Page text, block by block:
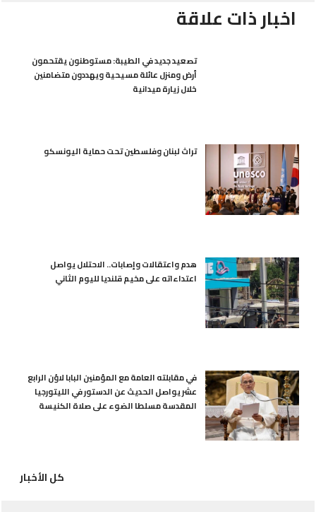
اخبار ذات علاقة
تصعيد جديد في الطيبة: مستوطنون يقتحمون
أرض ومنزل عائلة مسيحية ويهددون متضامنين
خلال زيارة ميدانية
تراث لبنان وفلسطين تحت حماية اليونسكو
هدم واعتقالات وإصابات.. الاحتلال يواصل
اعتداءاته على مخيم قلنديا لليوم الثاني
في مقابلته العامة مع المؤمنين البابا لاوُن الرابع
عشر يواصل الحديث عن الدستور في الليتورجيا
المقدسة مسلطا الضوء على صلاة الكنيسة
كل الأخبار